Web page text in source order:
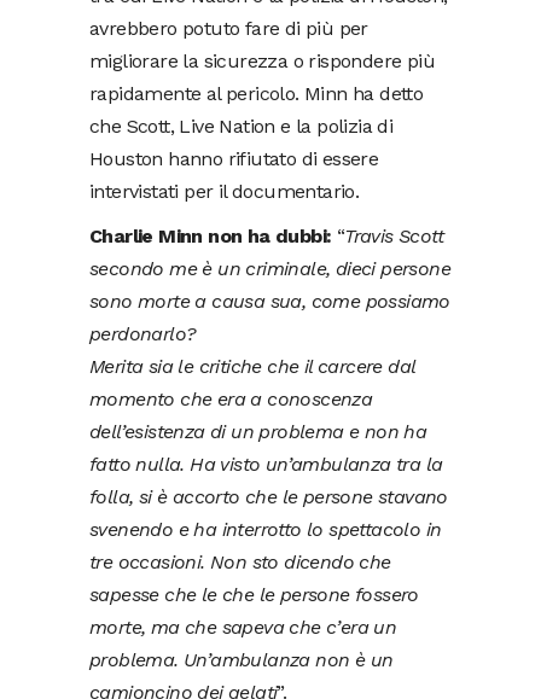
avrebbero potuto fare di più per
migliorare la sicurezza o rispondere più
rapidamente al pericolo. Minn ha detto
che Scott, Live Nation e la polizia di
Houston hanno rifiutato di essere
intervistati per il documentario.
Charlie Minn non ha dubbi: “Travis Scott
secondo me è un criminale, dieci persone
sono morte a causa sua, come possiamo
perdonarlo?
Merita sia le critiche che il carcere dal
momento che era a conoscenza
dell’esistenza di un problema e non ha
fatto nulla. Ha visto un’ambulanza tra la
folla, si è accorto che le persone stavano
svenendo e ha interrotto lo spettacolo in
tre occasioni. Non sto dicendo che
sapesse che le che le persone fossero
morte, ma che sapeva che c’era un
problema. Un’ambulanza non è un
camioncino dei gelati”.